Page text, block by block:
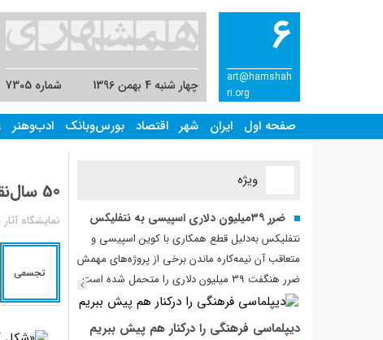
۶
art@hamshah
ri.org
چهار شنبه 4 بهمن 1396 شماره 7305
صفحه اول ایران شهر اقتصاد بورس‌وبانک ادب‌وهنر
ویژه
ضرر ۳۹میلیون دلاری اسپیسی به نتفلیکس
نتفلیکس به‌دلیل قطع همکاری با کوین اسپیسی و
متعاقب آن نیمه‌کاره ماندن برخی از پروژه‌های مهمش
ضرر هنگفت 39 میلیون دلاری را متحمل شده است.
دیپلماسی فرهنگی را درکنار هم پیش ببریم
50 سال‌نقاشی، تصویرگری و انیمیشن دریک‌نمایشگاه
نمایشگاه
تجسمی